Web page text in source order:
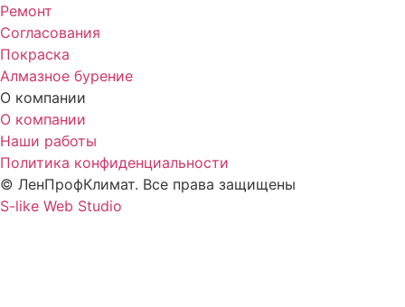
Ремонт
Согласования
Покраска
Алмазное бурение
О компании
О компании
Наши работы
Политика конфиденциальности
© ЛенПрофКлимат. Все права защищены
S-like Web Studio